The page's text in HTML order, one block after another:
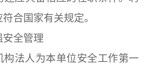
合国家有关规定。
全管理
法人为本单位安全工作第一